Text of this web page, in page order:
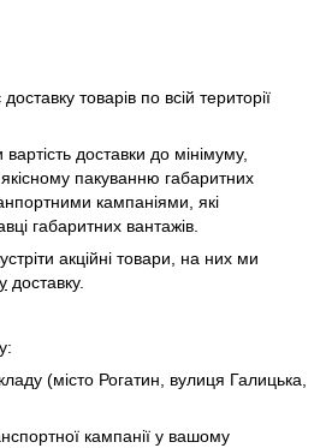
товарів по всій території
доставки до мінімуму,
пакуванню габаритних
кампаніями, які
габаритних вантажів.
акційні товари, на них ми
доставку.
(місто Рогатин, вулиця Галицька,
кампанії у вашому